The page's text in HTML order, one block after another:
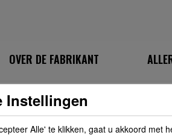
OVER DE FABRIKANT
Instellingen
Alle' te klikken, gaat u akkoord met